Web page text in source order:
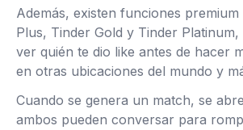
Además, existen funciones
Plus, Tinder Gold y Tinder
ver quién te dio like antes de hacer
en otras ubicaciones del mundo y
Cuando se genera un match, se
ambos pueden conversar para